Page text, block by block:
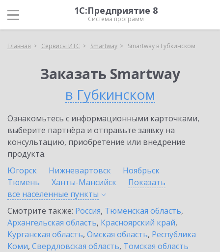
1С:Предприятие 8
Система программ
Главная Сервисы ИТС Smartway Smartway в Губкинском
Заказать Smartway
в Губкинском
Ознакомьтесь с информационными карточками,
выберите партнёра и отправьте заявку на
консультацию, приобретение или внедрение
продукта.
Югорск
Нижневартовск
Ноябрьск
Тюмень
Ханты-Мансийск
Показать
все населенные пункты
Смотрите также: Россия, Тюменская область,
Архангельская область, Красноярский край,
Курганская область, Омская область, Республика
Коми, Свердловская область, Томская область